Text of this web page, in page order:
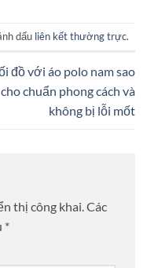
dấu liên kết thường trực.
đồ với áo polo nam sao
cho chuẩn phong cách và
không bị lỗi mốt
thị công khai.Các
*